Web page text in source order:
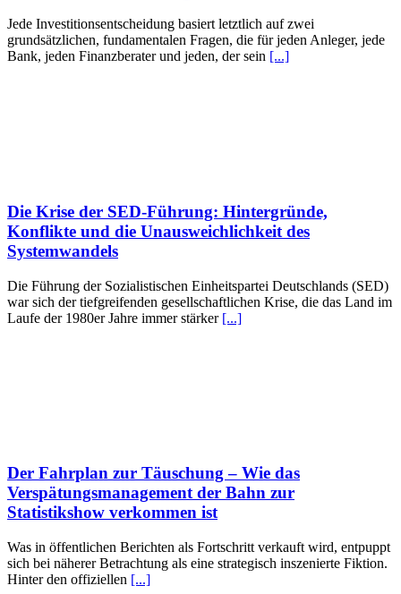
Jede Investitionsentscheidung basiert letztlich auf zwei
grundsätzlichen, fundamentalen Fragen, die für jeden Anleger, jede
Bank, jeden Finanzberater und jeden, der sein [...]
Die Krise der SED-Führung: Hintergründe,
Konflikte und die Unausweichlichkeit des
Systemwandels
Die Führung der Sozialistischen Einheitspartei Deutschlands (SED)
war sich der tiefgreifenden gesellschaftlichen Krise, die das Land im
Laufe der 1980er Jahre immer stärker [...]
Der Fahrplan zur Täuschung – Wie das
Verspätungsmanagement der Bahn zur
Statistikshow verkommen ist
Was in öffentlichen Berichten als Fortschritt verkauft wird, entpuppt
sich bei näherer Betrachtung als eine strategisch inszenierte Fiktion.
Hinter den offiziellen [...]